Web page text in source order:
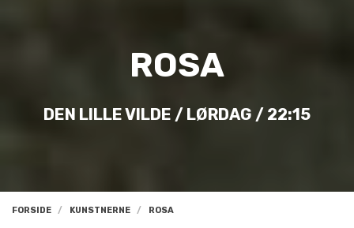
ROSA
DEN LILLE VILDE / LØRDAG / 22:15
FORSIDE KUNSTNERNE ROSA